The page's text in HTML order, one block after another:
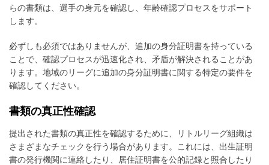
らの書類は、選手の身元を確認し、年齢確認プロセスをサポート
します。
必ずしも必須ではありませんが、追加の身分証明書を持っている
ことで、確認プロセスが迅速化され、矛盾が解決されることがあ
ります。地域のリーグに追加の身分証明書に関する特定の要件を
確認してください。
書類の真正性確認
提出された書類の真正性を確認するために、リトルリーグ組織は
さまざまなチェックを行う場合があります。これには、出生証明
書の発行機関に連絡したり、居住証明書を公的記録と照合したり